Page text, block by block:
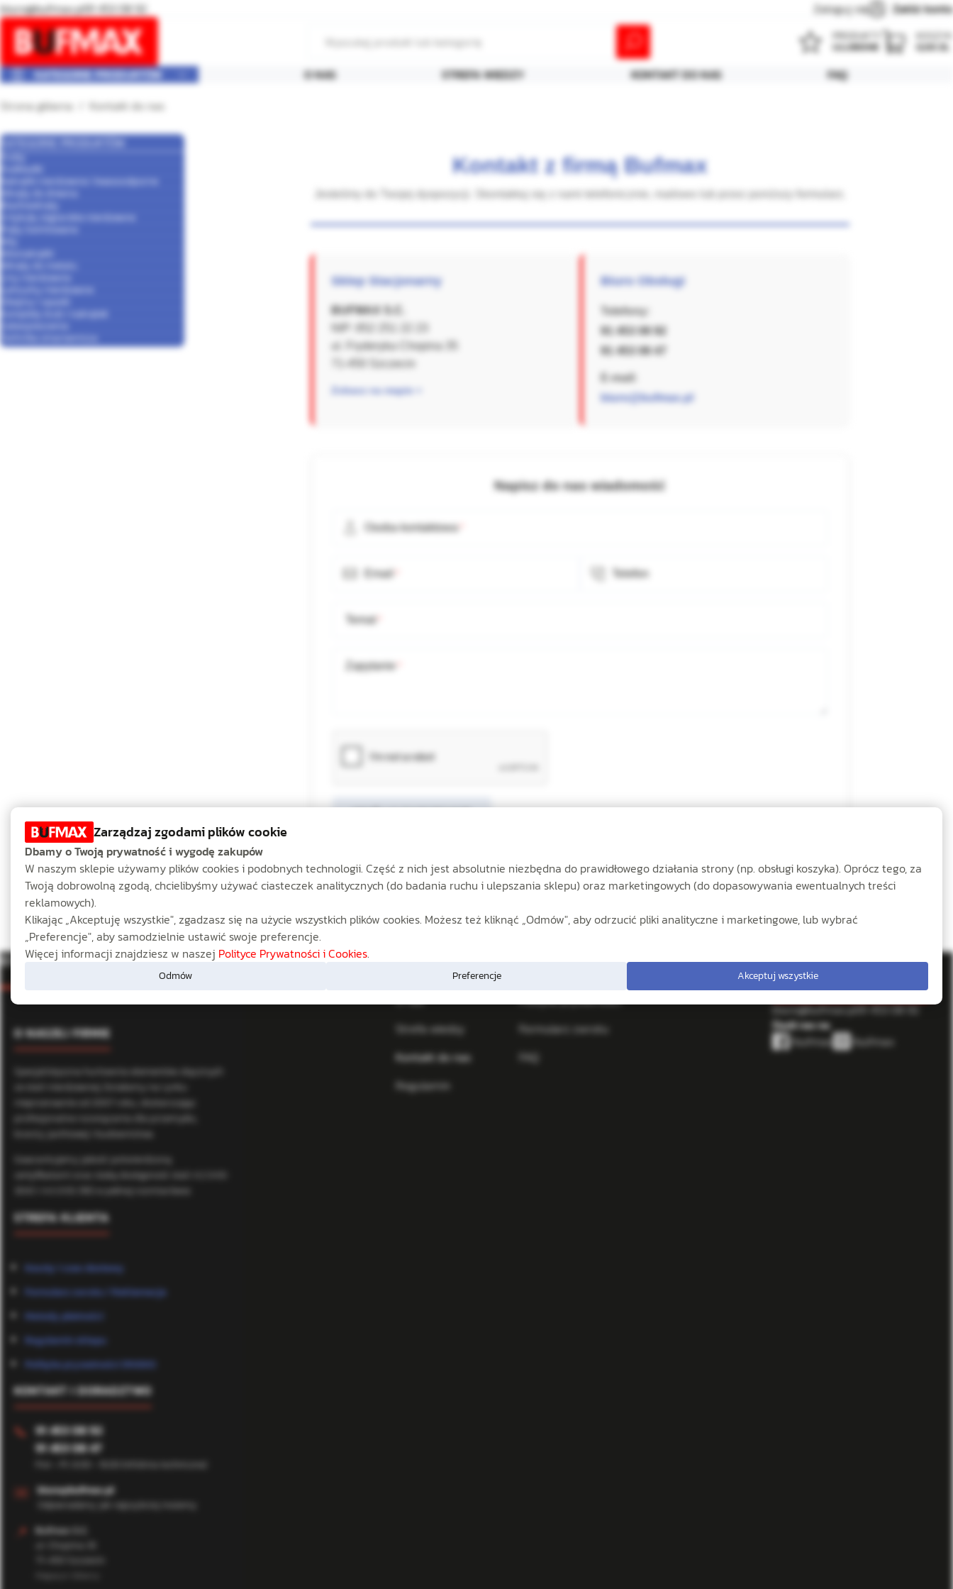
biuro@bufmax.pl91 453 08 92 Zaloguj się Załóż konto
PRODUKTY
ULUBIONE
KOSZYK
0,00 ZŁ
KATEGORIE PRODUKTÓW O NAS STREFA WIEDZY KONTAKT DO NAS
FAQ
Strona główna
Kontakt do nas
Podkładki
Nakrętki nierdzewne i kwasoodporne
Artykuły żeglarskie nierdzewne
Nitonakrętki
Wkręty do metalu
Łańcuchy nierdzewne
Komplety śrub i nakrętek
Kontakt z firmą Bufmax
Jesteśmy do Twojej dyspozycji. Skontaktuj się z nami telefonicznie, mailowo lub przez poniższy formularz.
Sklep Stacjonarny
BUFMAX S.C.
ul. Fryderyka Chopina 35
71-450 Szczecin
Zobacz na mapie »
Biuro Obsługi
Telefony:
91 453 08 92
91 453 08 47
E-mail:
biuro@bufmax.pl
Napisz do nas wiadomość
Osoba kontaktowa
Email Telefon
Temat
Zapytanie
O NAS
O NASZEJ FIRMIE
Specjalistyczna hurtownia elementów złącznych
ze stali nierdzewnej. Działamy na rynku
nieprzerwanie od 2007 roku, dostarczając
profesjonalne rozwiązania dla przemysłu,
branży jachtowej i budownictwa.
Gwarantujemy jakość potwierdzoną
certyfikatami oraz stałą dostępność stali A2 (AISI
304) i A4 (AISI 316) w pełnej rozmiarówce.
STREFA KLIENTA
Koszty i czas dostawy
Formularz zwrotu / Reklamacje
Metody płatności
Regulamin sklepu
Polityka prywatności (RODO)
KONTAKT I DORADZTWO
📞 91 453 08 92
91 453 08 47
✉️ biuro@bufmax.pl
Odpowiadamy jak najszybciej możemy
📍
Bufmax S.C.
ul. Chopina 35
O nas
Strefa wiedzy
Kontakt do nas
Regulamin
Polityka prywatności
Formularz zwrotu
FAQ
biuro@bufmax.pl91 453 08 92
Zarządzaj zgodami plików cookie
Dbamy o Twoją prywatność i wygodę zakupów
W naszym sklepie używamy plików cookies i podobnych technologii. Część z nich jest absolutnie niezbędna do prawidłowego działania strony (np. obsługi koszyka). Oprócz tego, za
Twoją dobrowolną zgodą, chcielibyśmy używać ciasteczek analitycznych (do badania ruchu i ulepszania sklepu) oraz marketingowych (do dopasowywania ewentualnych treści
reklamowych).
Klikając „Akceptuję wszystkie", zgadzasz się na użycie wszystkich plików cookies. Możesz też kliknąć „Odmów", aby odrzucić pliki analityczne i marketingowe, lub wybrać
„Preferencje", aby samodzielnie ustawić swoje preferencje.
Więcej informacji znajdziesz w naszej Polityce Prywatności i Cookies.
Odmów Preferencje Akceptuj wszystkie